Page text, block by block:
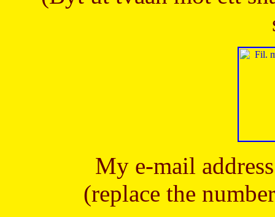
My e-mail
(replace the